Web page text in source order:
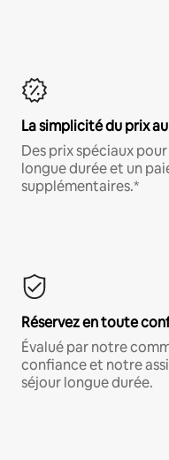
La simplicité du prix
Des prix spéciaux
longue durée et un
supplémentaires.*
Réservez en toute
Évalué par notre
confiance et notre
séjour longue durée.